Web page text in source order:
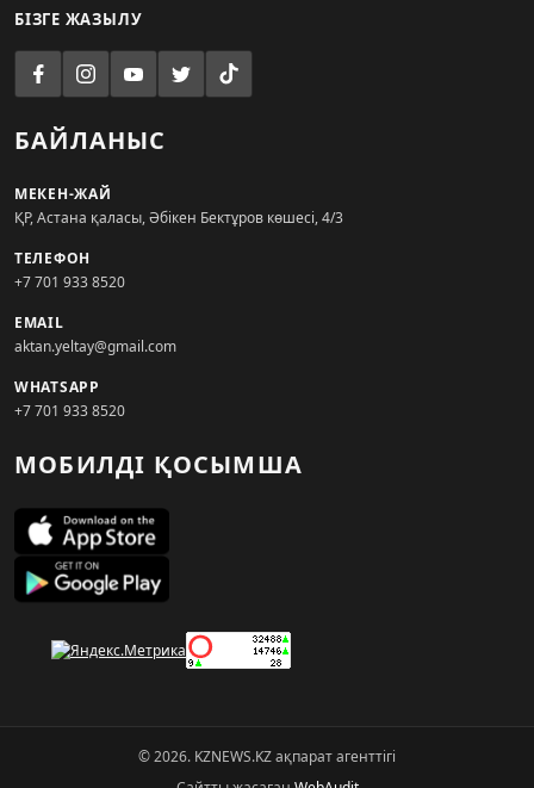
БІЗГЕ ЖАЗЫЛУ
БАЙЛАНЫС
МЕКЕН-ЖАЙ
ҚР, Астана қаласы, Әбікен Бектұров көшесі, 4/3
ТЕЛЕФОН
+7 701 933 8520
EMAIL
aktan.yeltay@gmail.com
WHATSAPP
+7 701 933 8520
МОБИЛДІ ҚОСЫМША
© 2026. KZNEWS.KZ ақпарат агенттігі